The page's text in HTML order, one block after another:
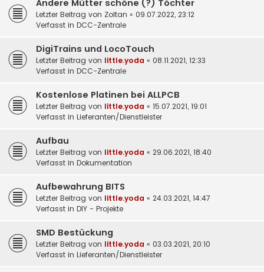
Andere Mütter schöne (?) Töchter
Letzter Beitrag von Zoltan « 09.07.2022, 23:12
Verfasst in DCC-Zentrale
DigiTrains und LocoTouch
Letzter Beitrag von little.yoda « 08.11.2021, 12:33
Verfasst in DCC-Zentrale
Kostenlose Platinen bei ALLPCB
Letzter Beitrag von little.yoda « 15.07.2021, 19:01
Verfasst in Lieferanten/Dienstleister
Aufbau
Letzter Beitrag von little.yoda « 29.06.2021, 18:40
Verfasst in Dokumentation
Aufbewahrung BITS
Letzter Beitrag von little.yoda « 24.03.2021, 14:47
Verfasst in DIY - Projekte
SMD Bestückung
Letzter Beitrag von little.yoda « 03.03.2021, 20:10
Verfasst in Lieferanten/Dienstleister